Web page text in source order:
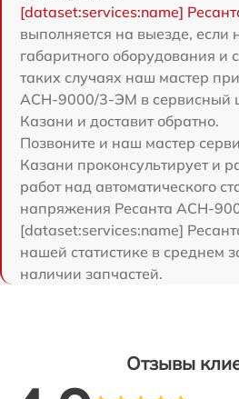
[dataset:services:name]
выполняется на выезде, если
габаритного оборудования и
таких случаях наш мастер
АСН-9000/3-ЭМ в сервисный
Казани и доставит обратно.
Позвоните и наш мастер
Казани проконсультирует и
работ над автоматического
напряжения Ресанта АСН-
[dataset:services:name]
нашей статистике в среднем
наличии запчастей.
Отзывы